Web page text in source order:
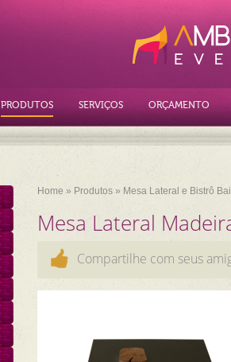
PRODUTOS SERVIÇOS ORÇAMENTO
Home » Produtos » Mesa Lateral e Bistrô
Mesa Lateral
Compartilhe com seus